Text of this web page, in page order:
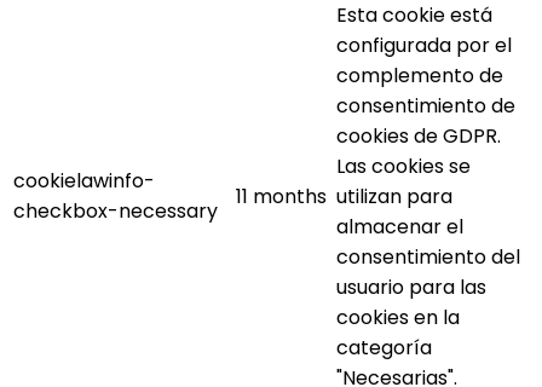
cookielawinfo-
checkbox-necessary
11 months
Esta cookie está
configurada por el
complemento de
consentimiento de
cookies de GDPR.
Las cookies se
utilizan para
almacenar el
consentimiento del
usuario para las
cookies en la
categoría
"Necesarias".